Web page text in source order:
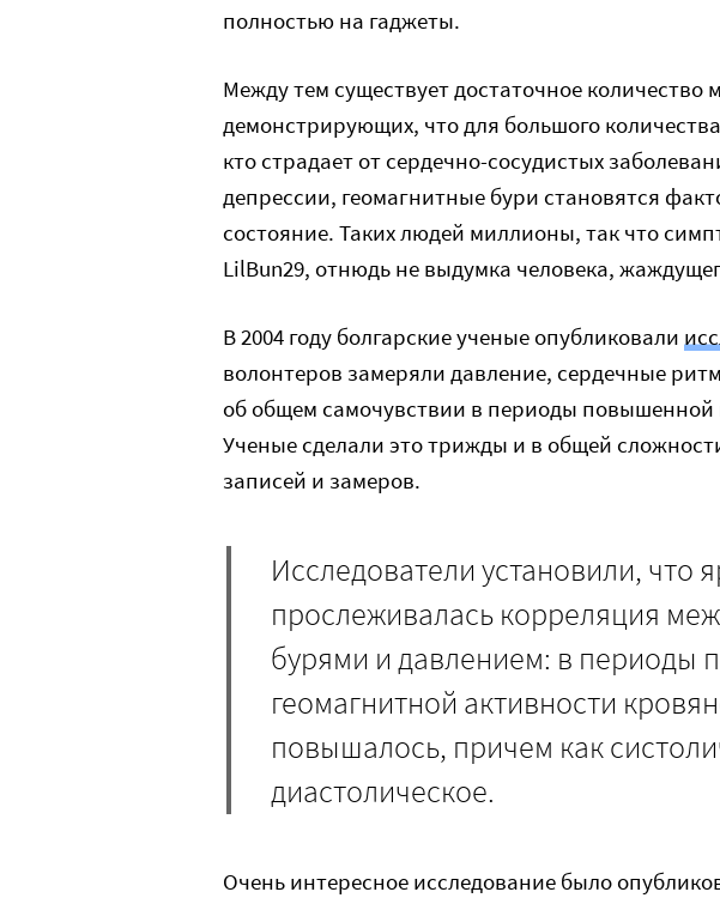
полностью на гаджеты.
Между тем существует достаточное количество
демонстрирующих, что для большого
кто страдает от сердечно-сосудистых
депрессии, геомагнитные бури становятся
состояние. Таких людей миллионы, так что
LilBun29, отнюдь не выдумка человека,
В 2004 году болгарские ученые опубликовали
волонтеров замеряли давление, сердечные
об общем самочувствии в периоды повышенной
Ученые сделали это трижды и в общей
записей и замеров.
Исследователи установили, что
прослеживалась корреляция
бурями и давлением: в периоды
геомагнитной активности
повышалось, причем как
диастолическое.
Очень интересное исследование было